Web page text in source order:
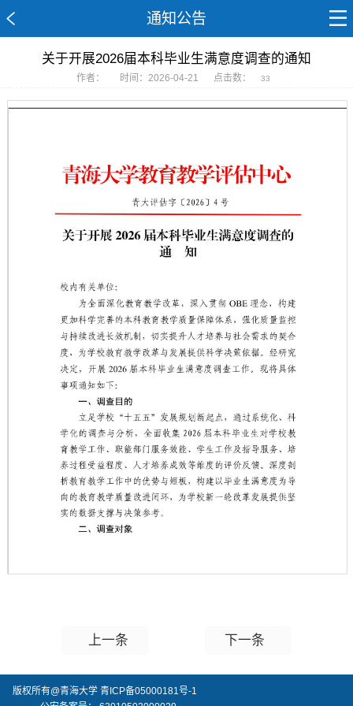
通知公告
关于开展2026届本科毕业生满意度调查的通知
作者： 时间：2026-04-21 点击数： 33
上一条 下一条
版权所有@青海大学 青ICP备05000181号-1